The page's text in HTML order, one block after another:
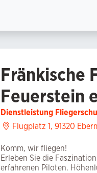
Fränkische
Feuerstein
Dienstleistung
Flugplatz 1, 91320
Komm, wir fliegen!
Erleben Sie die
erfahrenen Piloten.